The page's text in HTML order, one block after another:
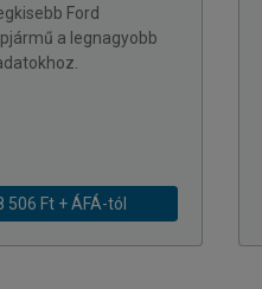
Ford
a legnagyobb
506 Ft + ÁFÁ-tól